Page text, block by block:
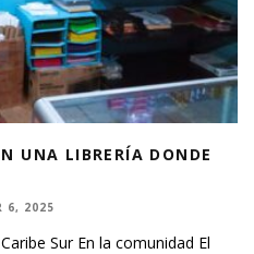
UNA LIBRERÍA DONDE
6, 2025
Sur En la comunidad El